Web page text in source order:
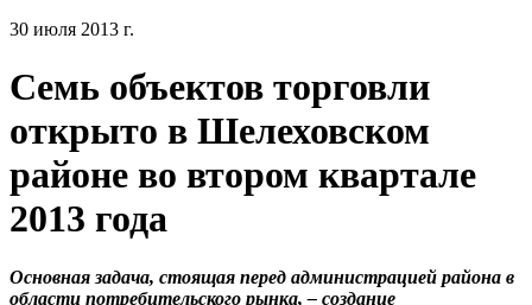
30 июля 2013 г.
Семь объектов торговли
открыто в Шелеховском
районе во втором квартале
2013 года
Основная задача, стоящая перед администрацией района в
области потребительского рынка, – создание